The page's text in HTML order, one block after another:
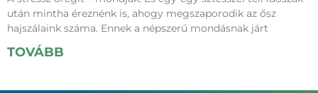
után mintha éreznénk is, ahogy megszaporodik az ősz
hajszálaink száma. Ennek a népszerű mondásnak járt
TOVÁBB